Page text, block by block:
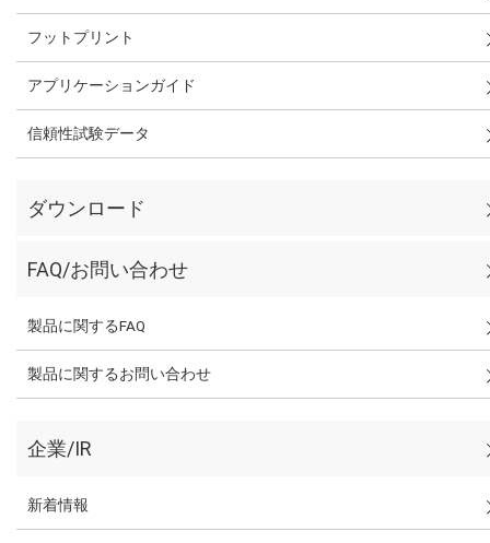
フットプリント
アプリケーションガイド
信頼性試験データ
ダウンロード
FAQ/お問い合わせ
製品に関するFAQ
製品に関するお問い合わせ
企業/IR
新着情報